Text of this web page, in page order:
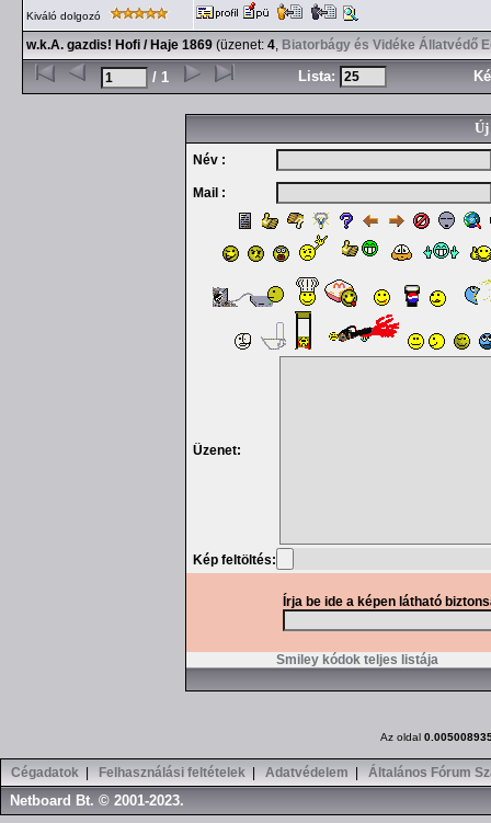
Kiváló dolgozó
w.k.A. gazdis! Hofi / Haje 1869 (üzenet: 4, Biatorbágy és Vidéke Állatvédő
/ 1 Lista:
Új
Név :
Mail :
Üzenet:
Kép feltöltés:
Írja be ide a képen látható
Smiley kódok teljes listája
Az oldal
Cégadatok Felhasználási feltételek Adatvédelem Általános Fórum
Netboard Bt. © 2001-2023.